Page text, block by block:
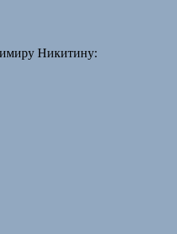
Никитину: